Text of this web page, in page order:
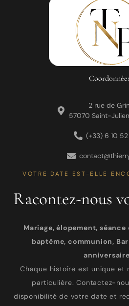
2 rue de
57070 Saint-
(+33) 6 10
VOTRE DATE EST-ELLE
Racontez-nous
Mariage, élopement, séance
baptême, communion,
Chaque histoire est unique et
particulière. Contactez-
disponibilité de votre date et